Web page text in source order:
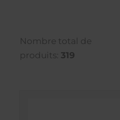
Nombre total de
produits: 319